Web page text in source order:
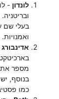
לונדון -
בעלי שם
ואמנויות.
אדינבורג
מספר
בנוסף,
כמו